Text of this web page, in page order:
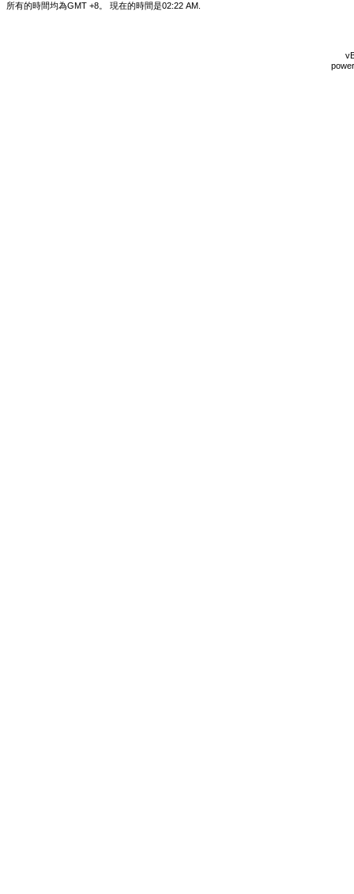
所有的時間均為GMT +8。 現在的時間是02:22 AM